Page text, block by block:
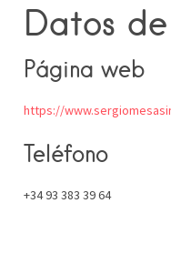
Datos
Página web
https://
Teléfono
+34 93 383 39 64